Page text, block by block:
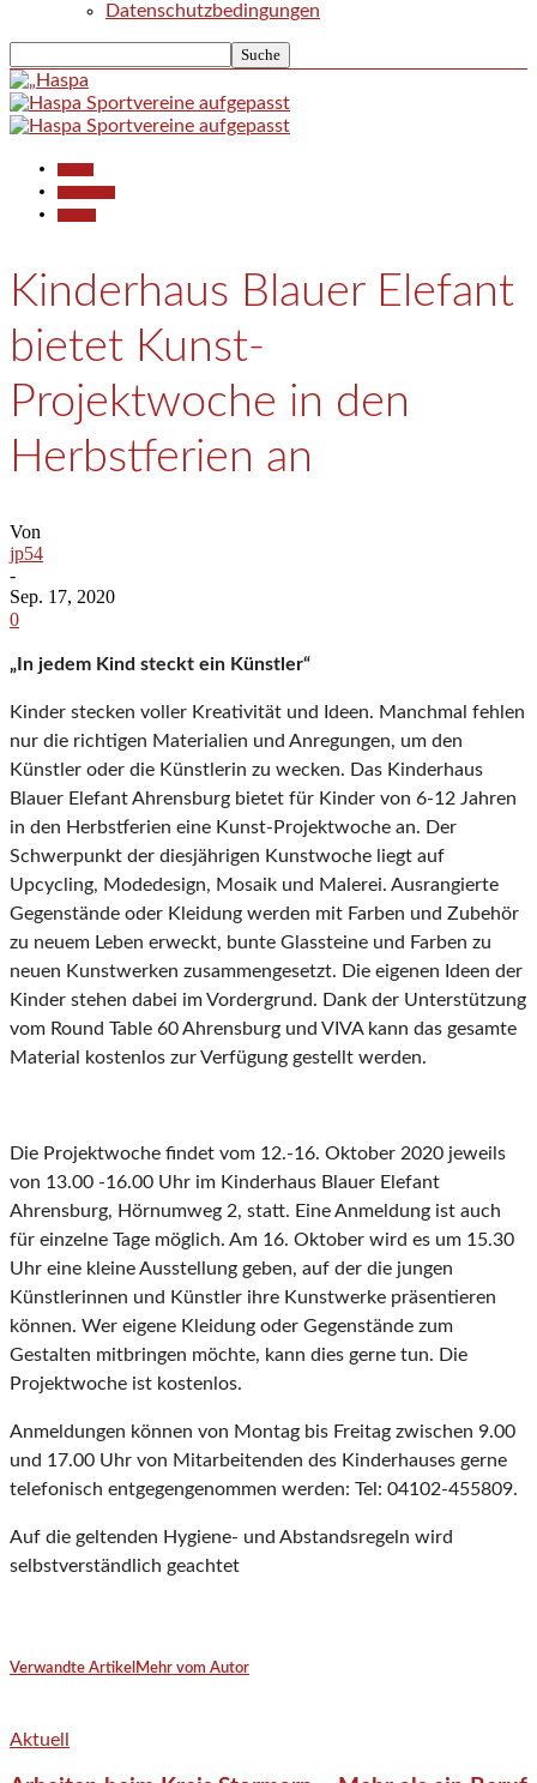
Datenschutzbedingungen
Kinderhaus Blauer Elefant
bietet Kunst-
Projektwoche in den
Herbstferien an
Von
jp54
-
Sep. 17, 2020
0
„In jedem Kind steckt ein Künstler“
Kinder stecken voller Kreativität und Ideen. Manchmal fehlen
nur die richtigen Materialien und Anregungen, um den
Künstler oder die Künstlerin zu wecken. Das Kinderhaus
Blauer Elefant Ahrensburg bietet für Kinder von 6-12 Jahren
in den Herbstferien eine Kunst-Projektwoche an. Der
Schwerpunkt der diesjährigen Kunstwoche liegt auf
Upcycling, Modedesign, Mosaik und Malerei. Ausrangierte
Gegenstände oder Kleidung werden mit Farben und Zubehör
zu neuem Leben erweckt, bunte Glassteine und Farben zu
neuen Kunstwerken zusammengesetzt. Die eigenen Ideen der
Kinder stehen dabei im Vordergrund. Dank der Unterstützung
vom Round Table 60 Ahrensburg und VIVA kann das gesamte
Material kostenlos zur Verfügung gestellt werden.
Die Projektwoche findet vom 12.-16. Oktober 2020 jeweils
von 13.00 -16.00 Uhr im Kinderhaus Blauer Elefant
Ahrensburg, Hörnumweg 2, statt. Eine Anmeldung ist auch
für einzelne Tage möglich. Am 16. Oktober wird es um 15.30
Uhr eine kleine Ausstellung geben, auf der die jungen
Künstlerinnen und Künstler ihre Kunstwerke präsentieren
können. Wer eigene Kleidung oder Gegenstände zum
Gestalten mitbringen möchte, kann dies gerne tun. Die
Projektwoche ist kostenlos.
Anmeldungen können von Montag bis Freitag zwischen 9.00
und 17.00 Uhr von Mitarbeitenden des Kinderhauses gerne
telefonisch entgegengenommen werden: Tel: 04102-455809.
Auf die geltenden Hygiene- und Abstandsregeln wird
selbstverständlich geachtet
Verwandte Artikel Mehr vom Autor
Aktuell